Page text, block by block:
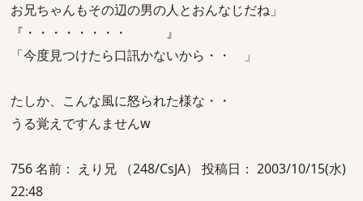
お兄ちゃんもその辺の男の人とおんなじだね」
『・・・・・・・・ 』
「今度見つけたら口訊かないから・・ 」
たしか、こんな風に怒られた様な・・
うる覚えですんませんw
756 名前： えり兄 （248/CsJA） 投稿日： 2003/10/15(水)
22:48